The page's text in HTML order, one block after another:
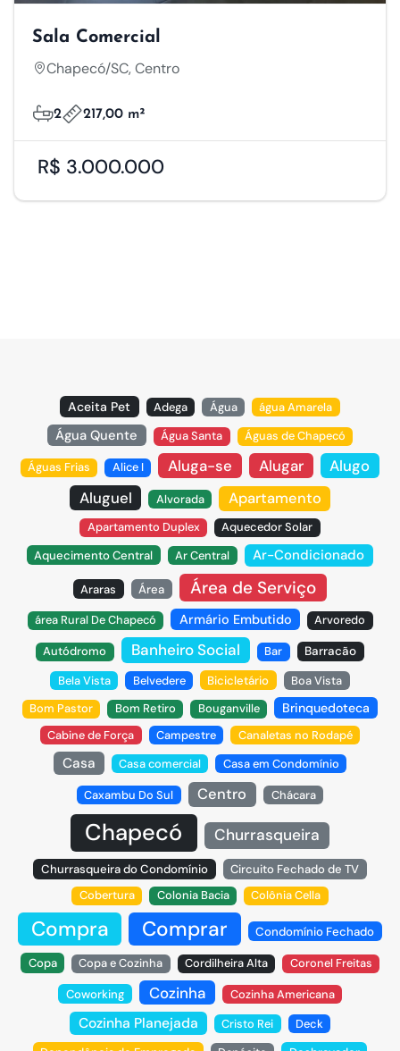
Sala Comercial
Chapecó/SC, Centro
2 217,00 m²
R$ 3.000.000
Aceita Pet Adega Água água Amarela
Água Quente Água Santa Águas de Chapecó
Águas Frias Alice I Aluga-se Alugar
Alugo
Aluguel
Alvorada Apartamento
Apartamento Duplex
Aquecedor Solar
Aquecimento Central
Ar Central Ar-Condicionado
Araras Área Área de Serviço
área Rural De Chapecó Armário Embutido Arvoredo
Autódromo Banheiro Social Bar
Barracão
Bela Vista
Belvedere Bicicletário
Boa Vista
Bom Pastor
Bom Retiro Bouganville Brinquedoteca
Cabine de Força Campestre Canaletas no Rodapé
Casa Casa comercial Casa em Condomínio
Caxambu Do Sul Centro Chácara
Chapecó Churrasqueira
Churrasqueira do Condomínio
Circuito Fechado de TV
Cobertura
Colonia Bacia Colônia Cella
Compra Comprar Condomínio Fechado
Copa Copa e Cozinha Cordilheira Alta Coronel Freitas
Coworking Cozinha Cozinha Americana
Cozinha Planejada Cristo Rei
Deck